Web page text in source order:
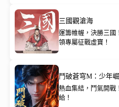
三國觀滄海
運籌帷幄，決勝三國
領專屬征戰虛寶！
鬥破蒼穹M：少年
熱血集結，鬥氣開戰
給！